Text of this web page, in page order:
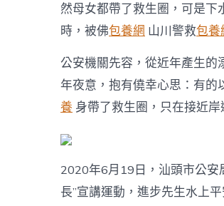
然母女都帶了救生圈，可是
時，被佛包養網 山川警救包養
公安機關先容，從近年產生的
年夜意，抱有僥幸心思：有的
養 身帶了救生圈，只在接近
2020年6月19日，汕頭市公安
長”宣講運動，進步先生水上